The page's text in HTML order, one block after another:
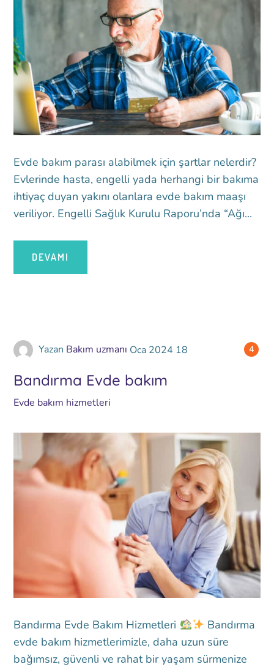
Evde bakım parası alabilmek için şartlar nelerdir?
Evlerinde hasta, engelli yada herhangi bir bakıma
ihtiyaç duyan yakını olanlara evde bakım maaşı
veriliyor. Engelli Sağlık Kurulu Raporu’nda “Ağı...
DEVAMI
4
Yazan Bakım uzmanı Oca 2024 18
Bandırma Evde bakım
Evde bakım hizmetleri
Bandırma Evde Bakım Hizmetleri
Bandırma
evde bakım hizmetlerimizle, daha uzun süre
bağımsız, güvenli ve rahat bir yaşam sürmenize